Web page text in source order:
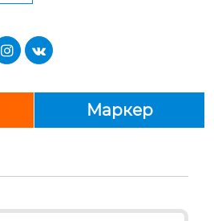
 
Маркер